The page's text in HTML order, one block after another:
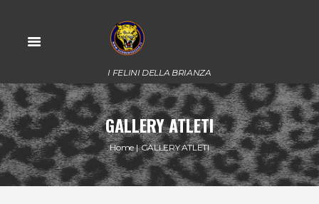
I FELINI DELLA BRIANZA
GALLERY ATLETI
Home GALLERY ATLETI